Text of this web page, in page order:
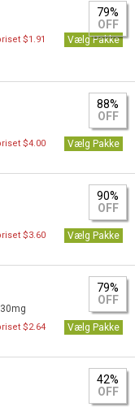
79%
OFF
$1.91 Vælg Pakke
88%
OFF
$4.00 Vælg Pakke
90%
OFF
$3.60 Vælg Pakke
30mg
79%
OFF
$2.64 Vælg Pakke
42%
OFF